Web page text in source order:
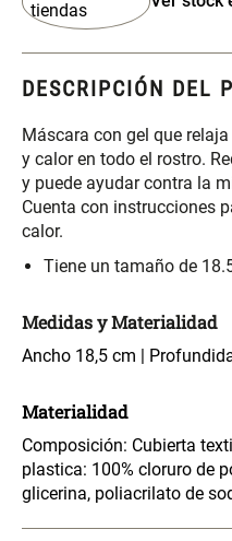
DESCRIPCIÓN DEL
Máscara con gel que
y calor en todo el rostro.
y puede ayudar contra la
Cuenta con instrucciones
calor.
Tiene un tamaño de
Medidas y Materialidad
Ancho 18,5 cm |
Materialidad
Composición: Cubierta
plastica: 100% cloruro de
glicerina, poliacrilato de
Platos
Individuales
Cortinas
Mueble MDF y Madera Bambú
Inodoro con Puerta 65x28x171
S/ 261.00
Set Sábanas Algodón satín 240
Hilos
Canasto Ropa Bambú Redondo
con Forro
S/ 69.90
Comoda Bambú con Puertas 80
x 33 x 80 cm
Platos
Individuales
Cortinas